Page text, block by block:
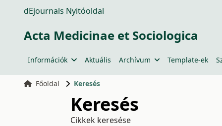
dEjournals Nyitóoldal
Acta Medicinae et Sociologica
Információk Aktuális Archívum Template-ek
Főoldal Keresés
Keresés
Cikkek keresése